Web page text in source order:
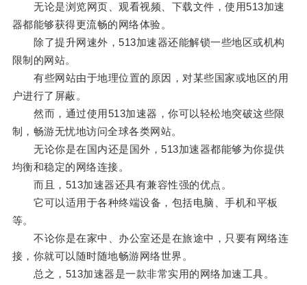
无论是浏览网页、观看视频、下载文件，使用513加速
器都能够获得更流畅的网络体验。
除了提升网速外，513加速器还能解锁一些地区或机构
限制的网站。
有些网站由于地理位置的原因，对某些国家或地区的用
户进行了屏蔽。
然而，通过使用513加速器，你可以轻松地突破这些限
制，畅游无忧地访问全球各类网站。
无论你是在国内还是国外，513加速器都能够为你提供
均衡和稳定的网络连接。
而且，513加速器还具有兼容性强的优点。
它可以适用于各种终端设备，包括电脑、手机和平板
等。
不论你是在家中、办公室还是在旅途中，只要有网络连
接，你就可以随时随地畅游网络世界。
总之，513加速器是一款非常实用的网络加速工具。